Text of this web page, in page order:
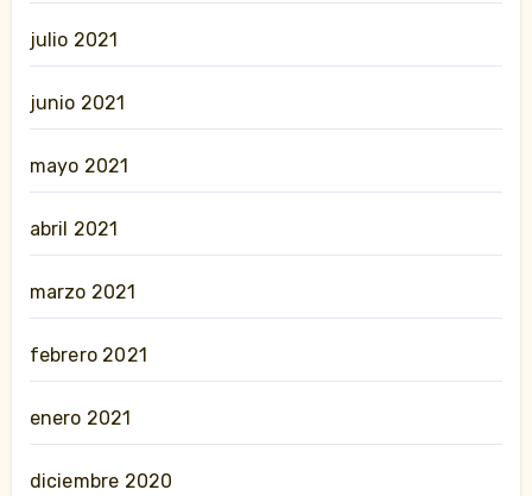
julio 2021
junio 2021
mayo 2021
abril 2021
marzo 2021
febrero 2021
enero 2021
diciembre 2020